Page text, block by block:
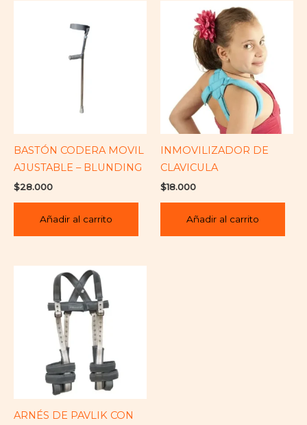
BASTÓN CODERA MOVIL
AJUSTABLE – BLUNDING
$28.000
Añadir al carrito
INMOVILIZADOR DE
CLAVICULA
$18.000
Añadir al carrito
ARNÉS DE PAVLIK CON